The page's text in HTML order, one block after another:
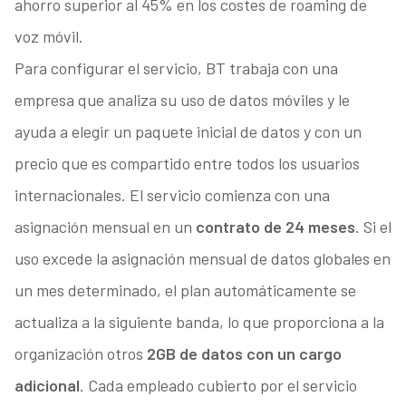
ahorro superior al 45% en los costes de roaming de
voz móvil.
Para configurar el servicio, BT trabaja con una
empresa que analiza su uso de datos móviles y le
ayuda a elegir un paquete inicial de datos y con un
precio que es compartido entre todos los usuarios
internacionales. El servicio comienza con una
asignación mensual en un contrato de 24 meses. Si el
uso excede la asignación mensual de datos globales en
un mes determinado, el plan automáticamente se
actualiza a la siguiente banda, lo que proporciona a la
organización otros 2GB de datos con un cargo
adicional. Cada empleado cubierto por el servicio